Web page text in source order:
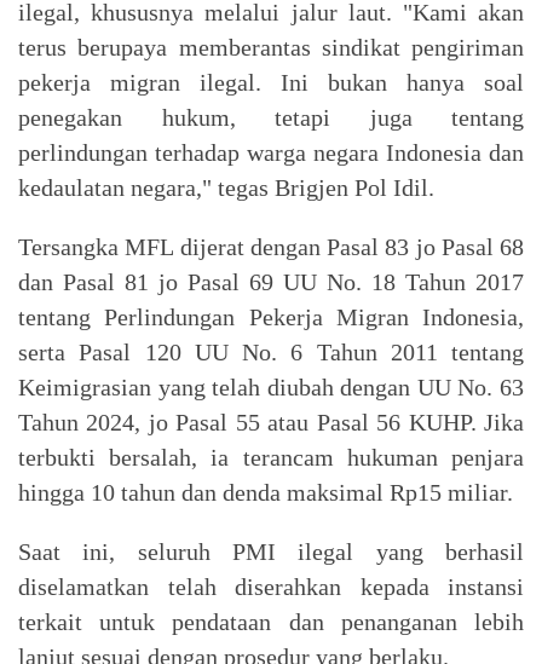
ilegal, khususnya melalui jalur laut. "Kami akan
terus berupaya memberantas sindikat pengiriman
pekerja migran ilegal. Ini bukan hanya soal
penegakan hukum, tetapi juga tentang
perlindungan terhadap warga negara Indonesia dan
kedaulatan negara," tegas Brigjen Pol Idil.
Tersangka MFL dijerat dengan Pasal 83 jo Pasal 68
dan Pasal 81 jo Pasal 69 UU No. 18 Tahun 2017
tentang Perlindungan Pekerja Migran Indonesia,
serta Pasal 120 UU No. 6 Tahun 2011 tentang
Keimigrasian yang telah diubah dengan UU No. 63
Tahun 2024, jo Pasal 55 atau Pasal 56 KUHP. Jika
terbukti bersalah, ia terancam hukuman penjara
hingga 10 tahun dan denda maksimal Rp15 miliar.
Saat ini, seluruh PMI ilegal yang berhasil
diselamatkan telah diserahkan kepada instansi
terkait untuk pendataan dan penanganan lebih
lanjut sesuai dengan prosedur yang berlaku.